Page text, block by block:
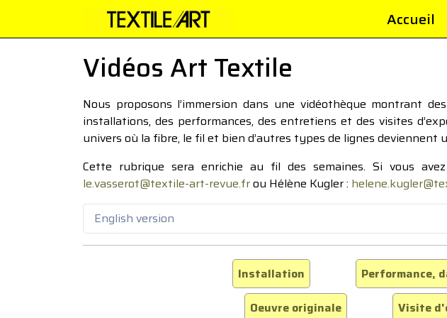
Accueil
Vidéos Art Textile
Nous proposons l’immersion dans une vidéothèque montrant
installations, des performances, des entretiens et des visites
univers où la fibre, le fil et bien d’autres types de lignes deviennent
Cette rubrique sera enrichie au fil des semaines. Si vous
le.vasserot@textile-art-revue.frou Hélène Kugler :
English version
Installation Performance,
Oeuvre originale
Visite